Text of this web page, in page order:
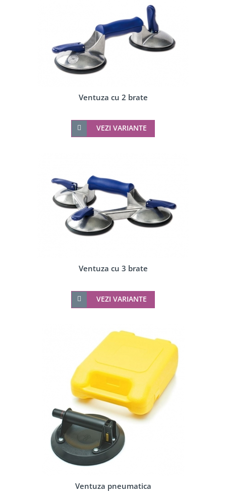
Ventuza cu 2 brate
VEZI VARIANTE
Ventuza cu 3 brate
VEZI VARIANTE
Ventuza pneumatica